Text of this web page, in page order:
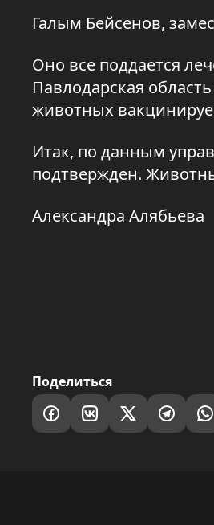
Галым Бейсенов,
Оно все поддается
Павлодарская
животных
Итак, по данным
подтвержден.
Александра Алябьева
Поделиться